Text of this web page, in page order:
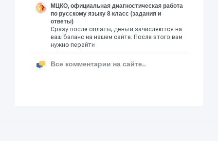
МЦКО, официальная диагностическая работа
по русскому языку 8 класс (задания и
ответы)
Сразу после оплаты, деньги зачисляются на
ваш баланс на нашем сайте. После этого вам
нужно перейти
Все комментарии на сайте..